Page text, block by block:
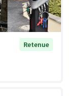
Retenue